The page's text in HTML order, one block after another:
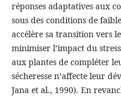
réponses adaptatives aux
sous des conditions de
accélère sa transition vers
minimiser l’impact du
aux plantes de compléter
sécheresse n’affecte leur
Jana et al., 1990). En